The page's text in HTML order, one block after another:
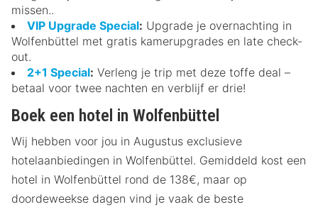
missen..
VIP Upgrade Special: Upgrade je overnachting in
Wolfenbüttel met gratis kamerupgrades en late check-
out.
2+1 Special: Verleng je trip met deze toffe deal –
betaal voor twee nachten en verblijf er drie!
Boek een hotel in Wolfenbüttel
Wij hebben voor jou in Augustus exclusieve
hotelaanbiedingen in Wolfenbüttel. Gemiddeld kost een
hotel in Wolfenbüttel rond de 138€, maar op
doordeweekse dagen vind je vaak de beste